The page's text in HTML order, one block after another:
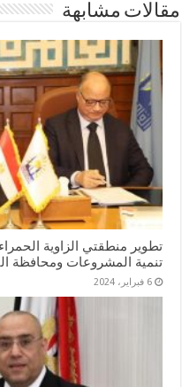
مقالات مشابهة
تطوير منطقتي الزاوية
تنمية المشروعات ومحافظة
6 فبراير، 2024